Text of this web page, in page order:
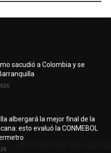
sacudió a Colombia y se
albergará la mejor final de la
esto evaluó la CONMEBOL